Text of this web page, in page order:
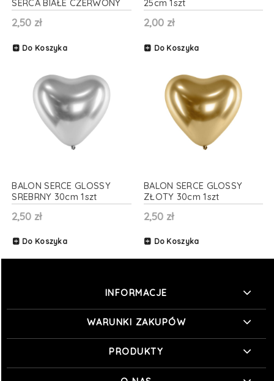
SERCA BIAŁE CZERWONY
27cm 1szt
2,50 zł
Do Koszyka
25cm 1szt
2,00 zł
Do Koszyka
BALON SERCE GLOSSY
SREBRNY 30cm 1szt
2,50 zł
Do Koszyka
BALON SERCE GLOSSY
ZŁOTY 30cm 1szt
2,50 zł
Do Koszyka
INFORMACJE
WARUNKI ZAKUPÓW
PRODUKTY